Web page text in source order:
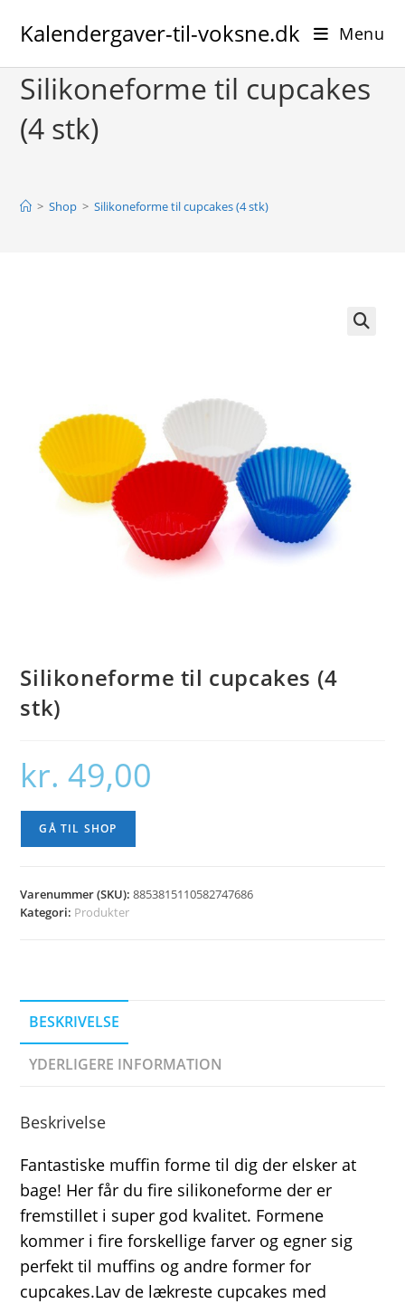
Kalendergaver-til-voksne.dk Menu
Silikoneforme til cupcakes
(4 stk)
> Shop > Silikoneforme til cupcakes (4 stk)
Silikoneforme til cupcakes (4
stk)
kr. 49,00
GÅ TIL SHOP
Varenummer (SKU):8853815110582747686
Kategori: Produkter
BESKRIVELSE
YDERLIGERE INFORMATION
Beskrivelse
Fantastiske muffin forme til dig der elsker at
bage! Her får du fire silikoneforme der er
fremstillet i super god kvalitet. Formene
kommer i fire forskellige farver og egner sig
perfekt til muffins og andre former for
cupcakes.Lav de lækreste cupcakes med